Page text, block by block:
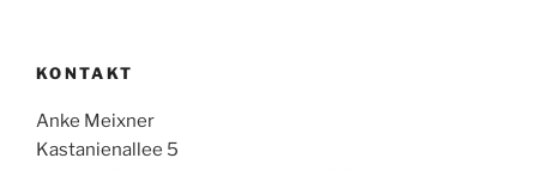
KONTAKT
Anke Meixner
Kastanienallee 5